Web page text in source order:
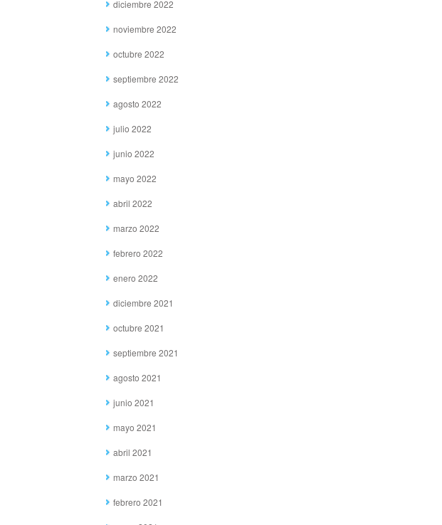
diciembre 2022
noviembre 2022
octubre 2022
septiembre 2022
agosto 2022
julio 2022
junio 2022
mayo 2022
abril 2022
marzo 2022
febrero 2022
enero 2022
diciembre 2021
octubre 2021
septiembre 2021
agosto 2021
junio 2021
mayo 2021
abril 2021
marzo 2021
febrero 2021